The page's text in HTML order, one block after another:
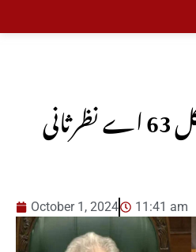
نیا بینچ تشکیل: آرٹیکل 63 اے نظرثانی
October 1, 2024 11:41 am